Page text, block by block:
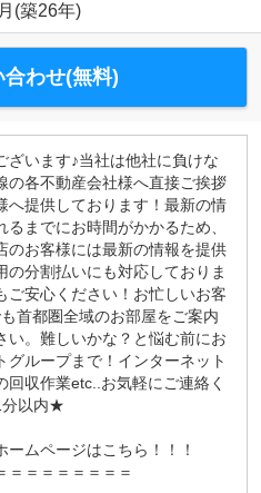
(築26年)
合わせ(無料)
ざいます♪当社は他社に負けな
の各不動産会社様へ直接ご挨拶
へ提供しております！最新の情
までにお時間がかかるため、
のお客様には最新の情報を提供
分割払いにも対応しておりま
安心ください！お忙しいお客
首都圏全域のお部屋をご案内
。難しいかな？と悩む前にお
ループまで！インターネット
収作業etc..お気軽にご連絡く
分以内★
ムページはこちら！！！
＝＝＝＝＝＝＝＝